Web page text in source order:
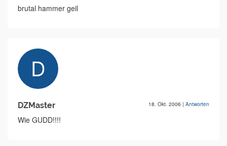
brutal hammer geil
DZMaster 18. Okt. 2006 | Antworten
Wie GUDD!!!!